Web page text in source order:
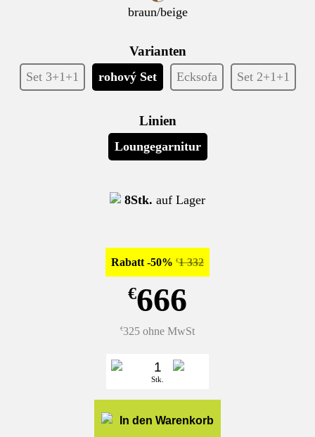
braun/beige
Varianten
Set 3+1+1 rohový Set Ecksofa Set 2+1+1
Linien
Loungegarnitur
8Stk. auf Lager
Rabatt -50% €1 332
€666
€325 ohne MwSt
Stk.
In den Warenkorb